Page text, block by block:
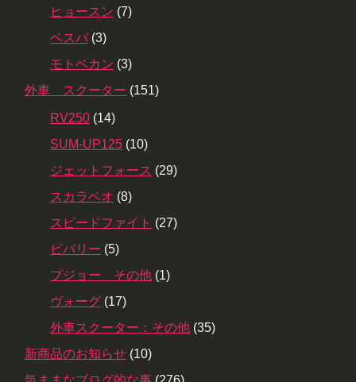
ヒョースン (7)
ベスパ (3)
モトベカン (3)
外車 スクーター (151)
RV250 (14)
SUM-UP125 (10)
ジェットフォース (29)
スカラベオ (8)
スピードファイト (27)
ビバリー (5)
プジョー その他 (1)
ヴォーグ (17)
外車スクーター：その他 (35)
新商品のお知らせ (10)